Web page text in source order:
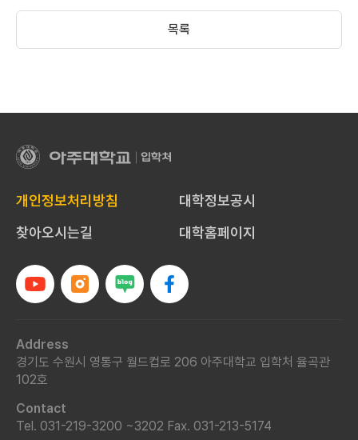
목록
아
주
학
교
입
처
개인정보처리방침
대학정보공시
찾아오시는길
대학홈페이지
Address
경기도 수원시 영통구 월드컵로 206 아주대학교 입학처 율곡관
102호
Contact
Tel. 031-219-3200 ~3202 Fax. 031-213-5174